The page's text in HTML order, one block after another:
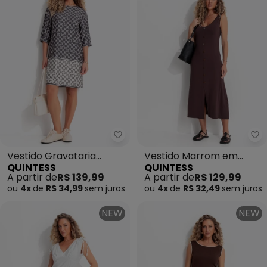
Quintess - Vestido Gravataria
Vestido Gravataria
Marrom em Malha Fria
QUINTESS
A partir deR$ 139,99
ou 4x de R$ 34,99 sem juros
Vestido Marrom em
Malha de Viscose
QUINTESS
A partir deR$ 129,99
ou 4x de R$ 32,49 sem juros
NEW NEW